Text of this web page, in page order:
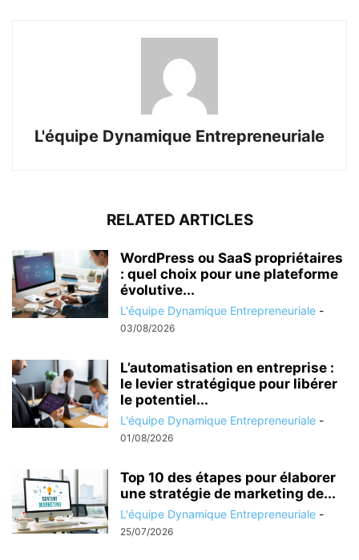
L'équipe Dynamique Entrepreneuriale
RELATED ARTICLES
WordPress ou SaaS propriétaires
: quel choix pour une plateforme
évolutive...
L'équipe Dynamique Entrepreneuriale -
03/08/2026
L’automatisation en entreprise :
le levier stratégique pour libérer
le potentiel...
L'équipe Dynamique Entrepreneuriale -
01/08/2026
Top 10 des étapes pour élaborer
une stratégie de marketing de...
L'équipe Dynamique Entrepreneuriale -
25/07/2026